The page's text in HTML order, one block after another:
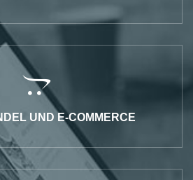
UND E-COMMERCE